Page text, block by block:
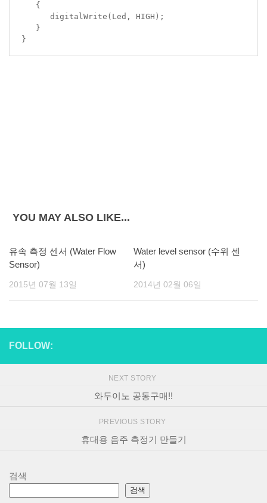
{
digitalWrite(Led, HIGH);
}
}
YOU MAY ALSO LIKE...
유속 측정 센서 (Water Flow
Sensor)
2015년 07월 13일
Water level sensor (수위 센
서)
2014년 02월 06일
FOLLOW:
NEXT STORY
와두이노 공동구매!!
PREVIOUS STORY
휴대용 음주 측정기 만들기
검색
검색